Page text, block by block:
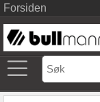
Forsiden